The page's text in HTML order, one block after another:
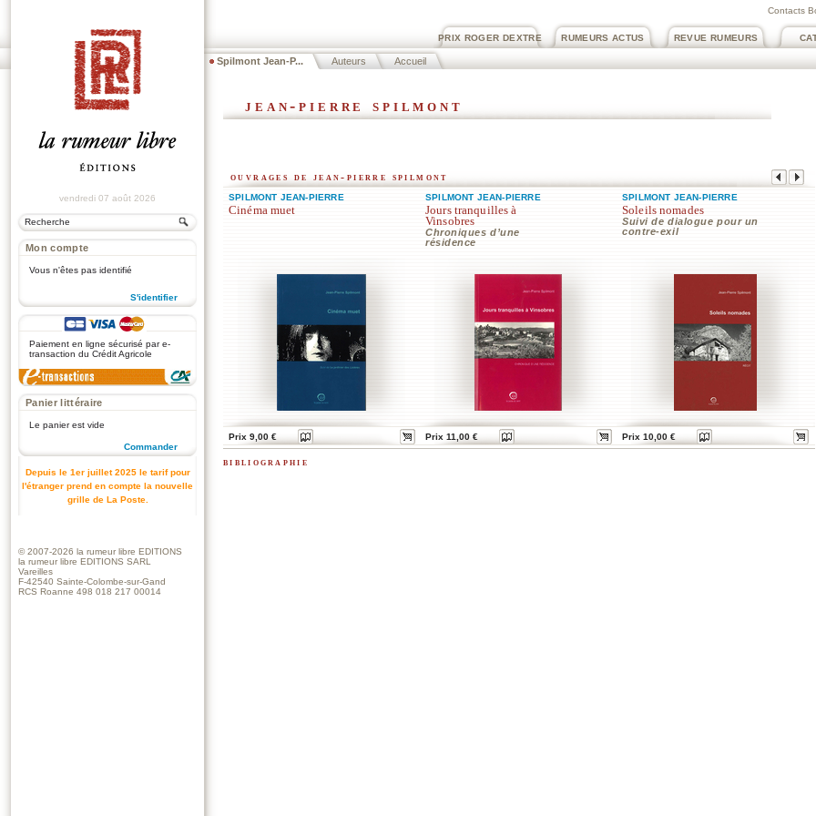
Contacts
REVUE RUMEURS
RUMEURS ACTUS
PRIX ROGER DEXTRE
Spilmont Jean-P... Auteurs Accueil
vendredi 07 août 2026
Mon compte
Vous n'êtes pas identifié
S'identifier
Paiement en ligne sécurisé par e-
transaction du Crédit Agricole
Panier littéraire
Le panier est vide
Commander
Depuis le 1er juillet 2025 le tarif pour
l'étranger prend en compte la nouvelle
grille de La Poste.
jean-pierre spilmont
ouvrages de jean-pierre spilmont
SPILMONT JEAN-PIERRE
Cinéma muet
Prix 9,00 €
SPILMONT JEAN-PIERRE
Jours tranquilles à
Vinsobres
Chroniques d’une
résidence
Prix 11,00 €
SPILMONT JEAN-PIERRE
Soleils nomades
Suivi de dialogue pour un
contre-exil
Prix 10,00 €
bibliographie
© 2007-2026 la rumeur libre EDITIONS
la rumeur libre EDITIONS SARL
Vareilles
F-42540 Sainte-Colombe-sur-Gand
RCS Roanne 498 018 217 00014